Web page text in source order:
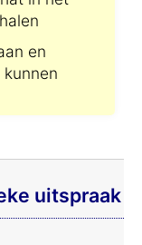
en
uitspraak